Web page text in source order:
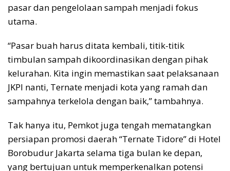
pasar dan pengelolaan sampah menjadi fokus
utama.
“Pasar buah harus ditata kembali, titik-titik
timbulan sampah dikoordinasikan dengan pihak
kelurahan. Kita ingin memastikan saat pelaksanaan
JKPI nanti, Ternate menjadi kota yang ramah dan
sampahnya terkelola dengan baik,” tambahnya.
Tak hanya itu, Pemkot juga tengah mematangkan
persiapan promosi daerah “Ternate Tidore” di Hotel
Borobudur Jakarta selama tiga bulan ke depan,
yang bertujuan untuk memperkenalkan potensi